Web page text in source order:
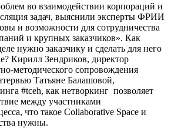
во взаимодействии корпораций и
задач, выяснили эксперты ФРИИ
и возможности для сотрудничества
и крупных заказчиков». Как
нужно заказчику и сделать для него
Кирилл Зендриков, директор
методического сопровождения
Татьяне Балашовой,
#tceh, как нетворкинг позволяет
между участниками
что такое Collaborative Space и
нужны.